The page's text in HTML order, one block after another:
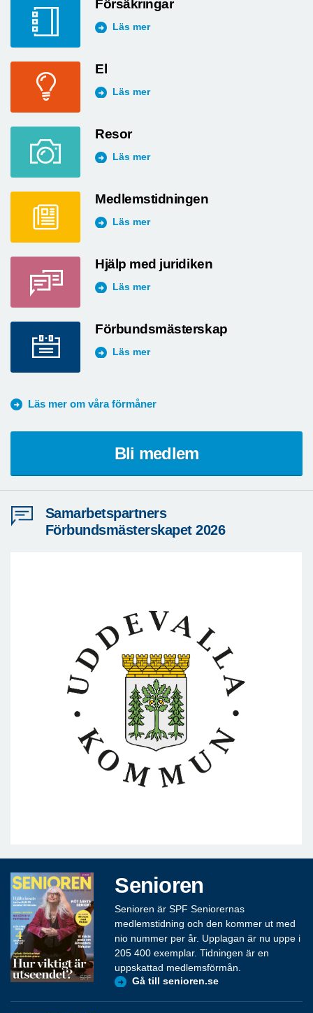
Försäkringar
Läs mer
El
Läs mer
Resor
Läs mer
Medlemstidningen
Läs mer
Hjälp med juridiken
Läs mer
Förbundsmästerskap
Läs mer
Läs mer om våra förmåner
Bli medlem
Samarbetspartners
Förbundsmästerskapet 2026
Senioren
Senioren är SPF Seniorernas
medlemstidning och den kommer ut med
nio nummer per år. Upplagan är nu uppe i
205 400 exemplar. Tidningen är en
uppskattad medlemsförmån.
Gå till senioren.se